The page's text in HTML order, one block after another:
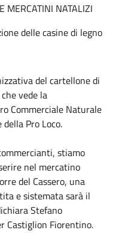
MERCATINI NATALIZI
delle casine di legno
del cartellone di
vede la
Commerciale Naturale
Pro Loco.
stiamo
nel mercatino
del Cassero, una
e sistemata sarà il
Stefano
Castiglion Fiorentino.